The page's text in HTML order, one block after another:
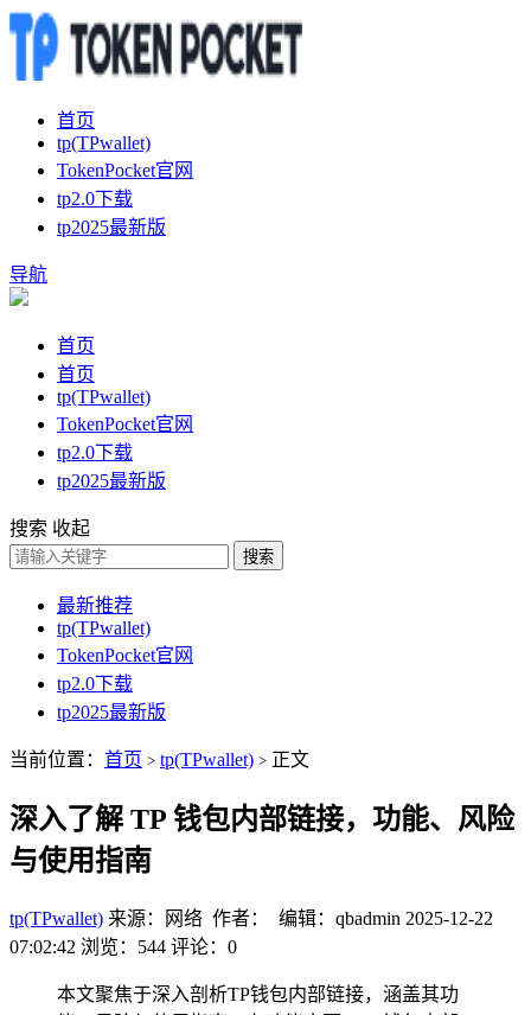
首页
tp(TPwallet)
TokenPocket官网
tp2.0下载
tp2025最新版
导航
首页
首页
tp(TPwallet)
TokenPocket官网
tp2.0下载
tp2025最新版
搜索 收起
搜索
最新推荐
tp(TPwallet)
TokenPocket官网
tp2.0下载
tp2025最新版
当前位置： 首页 > tp(TPwallet) > 正文
深入了解 TP 钱包内部链接，功能、风险
与使用指南
tp(TPwallet) 来源：网络 作者： 编辑：qbadmin 2025-12-22
07:02:42 浏览：544 评论：0
本文聚焦于深入剖析TP钱包内部链接，涵盖其功